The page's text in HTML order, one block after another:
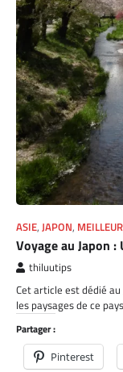
ASIE, JAPON, MEILLEUR
Voyage au Japon
thiluutips
Cet article est dédié
les paysages de ce
Partager :
Pinterest